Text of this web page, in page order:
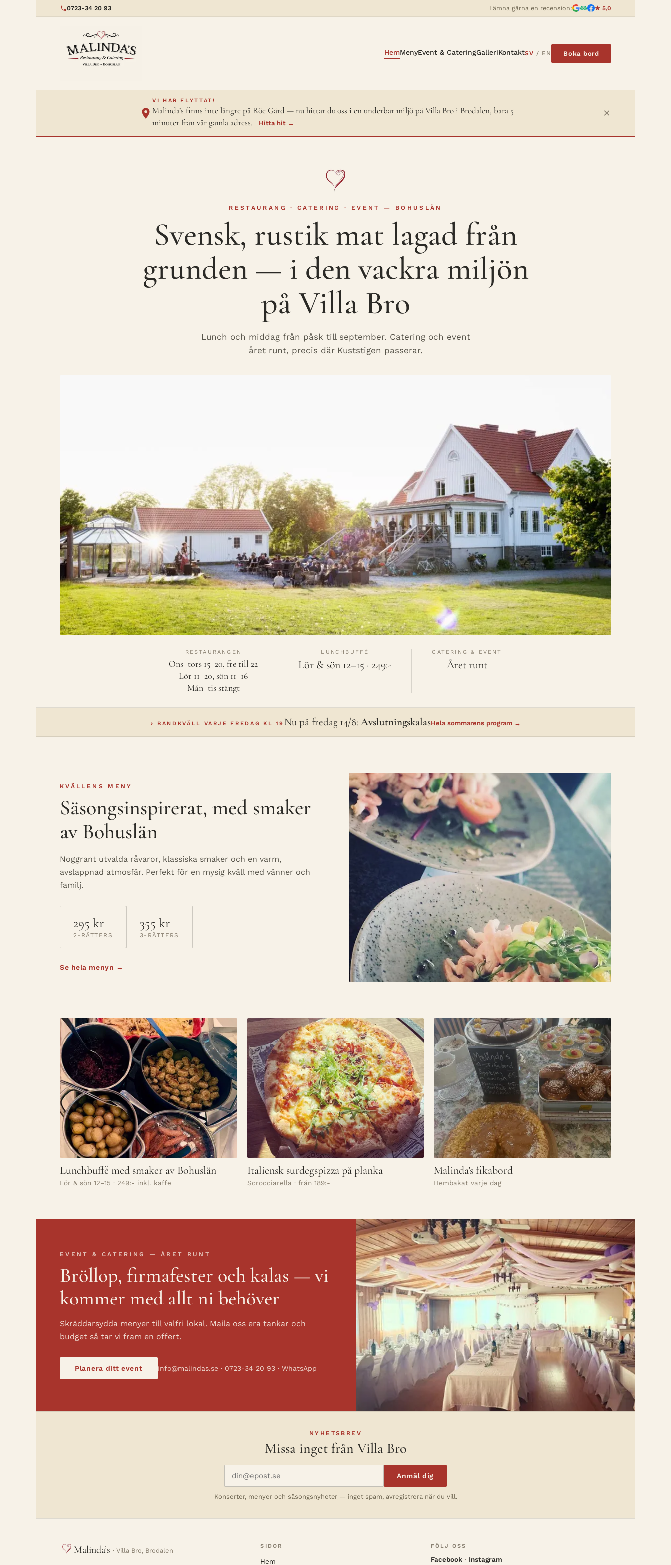
0723-34 20 93 Lämna gärna en recension: ★ 5,0
HemMenyEvent & CateringGalleriKontaktSV / EN Boka bord
VI HAR FLYTTAT!
Malinda’s finns inte längre på Röe Gård — nu hittar du oss i en underbar miljö på Villa Bro i Brodalen, bara 5
minuter från vår gamla adress.
Hitta hit →
×
RESTAURANG · CATERING · EVENT — BOHUSLÄN
Svensk, rustik mat lagad från
grunden — i den vackra miljön
på Villa Bro
Lunch och middag från påsk till september. Catering och event
året runt, precis där Kuststigen passerar.
RESTAURANGEN
Ons–tors 15–20, fre till 22
Lör 11–20, sön 11–16
Mån–tis stängt
LUNCHBUFFÉ
Lör & sön 12–15 · 249:-
CATERING & EVENT
Året runt
♪ BANDKVÄLL VARJE FREDAG KL 19 Nu på fredag 14/8:AvslutningskalasHela sommarens program →
KVÄLLENS MENY
Säsongsinspirerat, med smaker
av Bohuslän
Noggrant utvalda råvaror, klassiska smaker och en varm,
avslappnad atmosfär. Perfekt för en mysig kväll med vänner och
familj.
295 kr
2-RÄTTERS
355 kr
3-RÄTTERS
Se hela menyn →
Lunchbuffé med smaker av Bohuslän
Lör & sön 12–15 · 249:- inkl. kaffe
Italiensk surdegspizza på planka
Scrocciarella · från 189:-
Malinda’s fikabord
Hembakat varje dag
EVENT & CATERING — ÅRET RUNT
Bröllop, firmafester och kalas — vi
kommer med allt ni behöver
Skräddarsydda menyer till valfri lokal. Maila oss era tankar och
budget så tar vi fram en offert.
Planera ditt event info@malindas.se · 0723-34 20 93 · WhatsApp
NYHETSBREV
Missa inget från Villa Bro
Anmäl dig
Konserter, menyer och säsongsnyheter — inget spam, avregistrera när du vill.
Malinda’s · Villa Bro, Brodalen
SIDOR
Hem
FÖLJ OSS
Facebook· Instagram